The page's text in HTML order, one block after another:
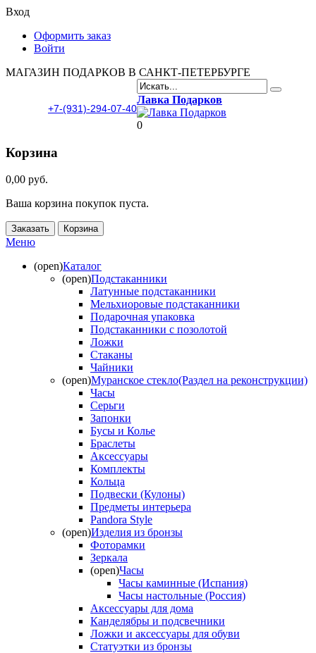
Вход
Оформить заказ
Войти
МАГАЗИН ПОДАРКОВ В САНКТ-ПЕТЕРБУРГЕ
+7-(931)-294-07-40
Лавка Подарков
0
Корзина
0,00 руб.
Ваша корзина покупок пуста.
Заказать Корзина
Меню
(open)Каталог
(open)Подстаканники
Латунные подстаканники
Мельхиоровые подстаканники
Подарочная упаковка
Подстаканники с позолотой
Ложки
Стаканы
Чайники
(open)Муранское стекло(Раздел на реконструкции)
Часы
Серьги
Запонки
Бусы и Колье
Браслеты
Аксессуары
Комплекты
Кольца
Подвески (Кулоны)
Предметы интерьера
Pandora Style
(open)Изделия из бронзы
Фоторамки
Зеркала
(open)Часы
Часы каминные (Испания)
Часы настольные (Россия)
Аксессуары для дома
Канделябры и подсвечники
Ложки и аксессуары для обуви
Статуэтки из бронзы